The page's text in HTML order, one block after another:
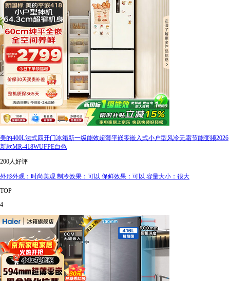
美的400L法式四开门冰箱新一级能效超薄平嵌零嵌入式小户型风冷无霜节能变频2026
新款MR-418WUFPE白色
200人好评
外形外观：时尚美观 制冷效果：可以 保鲜效果：可以 容量大小：很大
TOP
4